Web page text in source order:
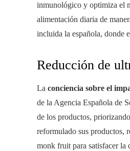
inmunológico y optimiza el
alimentación diaria de
incluida la española, donde
Reducción de
La conciencia sobre el
de la Agencia Española de
de los productos,
reformulado sus productos,
monk fruit para satisfacer la